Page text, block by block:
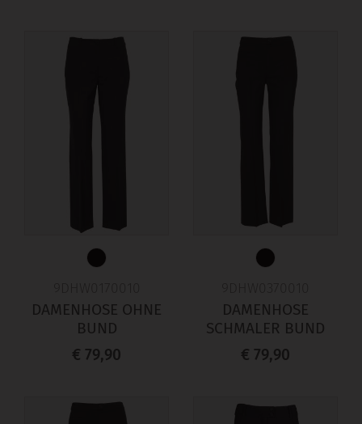
DAMENHOSE OHNE
BUND
€ 79,90
DAMENHOSE
SCHMALER BUND
€ 79,90